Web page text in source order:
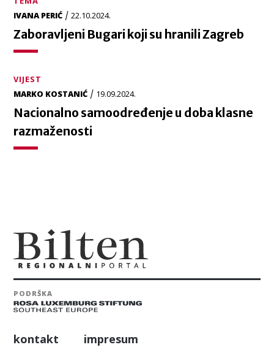
IVANA PERIĆ /22.10.2024.
Zaboravljeni Bugari koji su hranili Zagreb
VIJEST
MARKO KOSTANIĆ / 19.09.2024.
Nacionalno samoodređenje u doba klasne
razmaženosti
PODRŠKA
kontakt impresum